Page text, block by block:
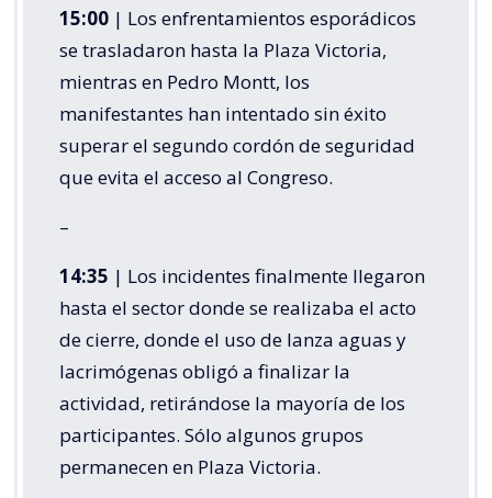
15:00 | Los enfrentamientos esporádicos
se trasladaron hasta la Plaza Victoria,
mientras en Pedro Montt, los
manifestantes han intentado sin éxito
superar el segundo cordón de seguridad
que evita el acceso al Congreso.
–
14:35 | Los incidentes finalmente llegaron
hasta el sector donde se realizaba el acto
de cierre, donde el uso de lanza aguas y
lacrimógenas obligó a finalizar la
actividad, retirándose la mayoría de los
participantes. Sólo algunos grupos
permanecen en Plaza Victoria.